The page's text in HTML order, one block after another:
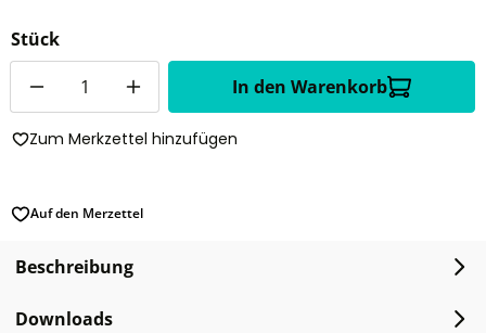
Stück
In den Warenkorb
Zum Merkzettel hinzufügen
Auf den Merzettel
Beschreibung
Downloads